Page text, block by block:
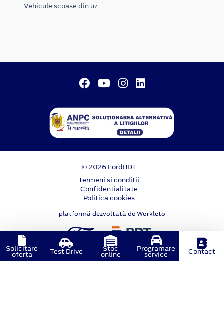
Vehicule scoase din uz
© 2026 FordBDT
Termeni si conditii
Confidentialitate
Politica cookies
platformă dezvoltată de Workleto
Solicitare
oferta Test Drive Stoc
online
Programare
service Contact